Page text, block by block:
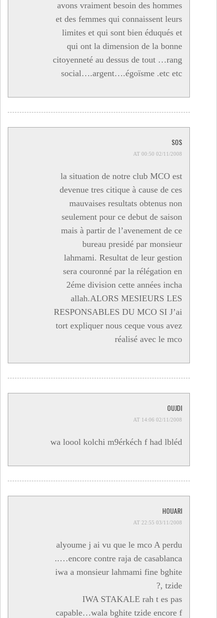
avons vraiment besoin des hommes
et des femmes qui connaissent leurs
limites et qui sont bien éduqués et
qui ont la dimension de la bonne
citoyenneté au dessus de tout …rang
social….argent….égoïsme .etc etc
SOS
02/11/2008 AT 00:50
la situation de notre club MCO est
devenue tres citique à cause de ces
mauvaises resultats obtenus non
seulement pour ce debut de saison
mais à partir de l’avenement de ce
bureau presidé par monsieur
lahmami. Resultat de leur gestion
sera couronné par la rélégation en
2éme division cette années incha
allah.ALORS MESIEURS LES
RESPONSABLES DU MCO SI J’ai
tort expliquer nous ceque vous avez
réalisé avec le mco
OUJDI
02/11/2008 AT 14:06
wa loool kolchi m9érkéch f had lbléd
HOUARI
03/11/2008 AT 22:55
alyoume j ai vu que le mco A perdu
encore contre raja de casablanca…..
iwa a monsieur lahmami fine bghite
tzide ,?
IWA STAKALE rah t es pas
capable…wala bghite tzide encore f